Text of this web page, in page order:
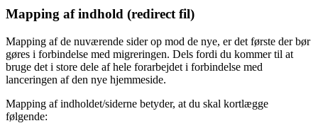
Mapping af indhold (redirect fil)
Mapping af de nuværende sider op mod de nye, er det første der bør
gøres i forbindelse med migreringen. Dels fordi du kommer til at
bruge det i store dele af hele forarbejdet i forbindelse med
lanceringen af den nye hjemmeside.
Mapping af indholdet/siderne betyder, at du skal kortlægge
følgende: